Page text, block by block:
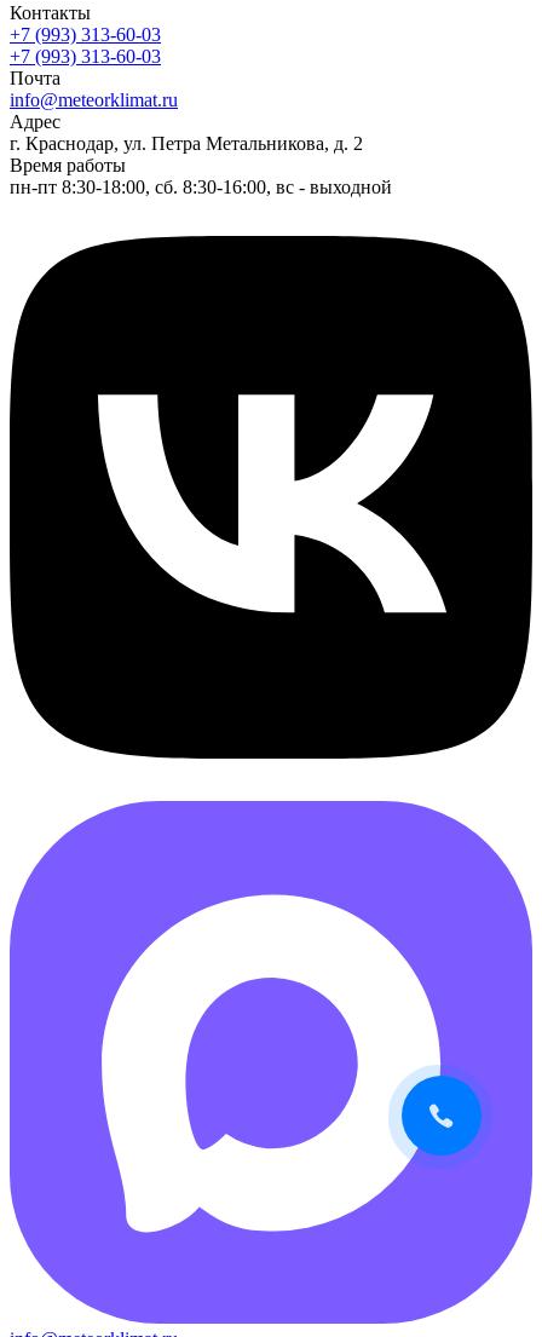
Контакты
+7 (993) 313-60-03
+7 (993) 313-60-03
Почта
info@meteorklimat.ru
Адрес
г. Краснодар, ул. Петра Метальникова, д. 2
Время работы
пн-пт 8:30-18:00, сб. 8:30-16:00, вс - выходной